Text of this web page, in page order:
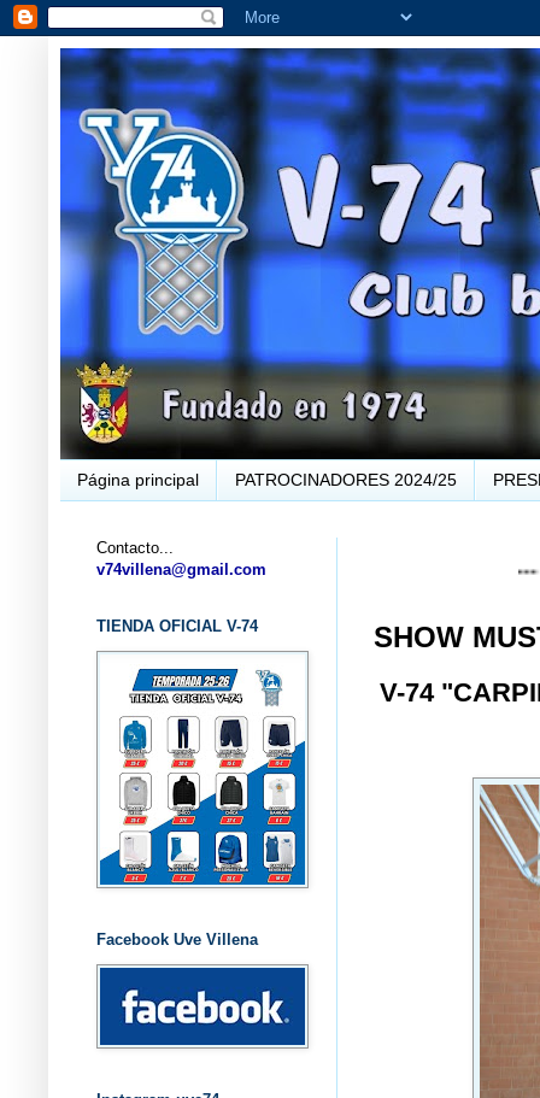
Página principal PATROCINADORES 2024/25
... CLUB
SHOW
V-74
Contacto...
v74villena@gmail.com
TIENDA OFICIAL V-74
Facebook Uve Villena